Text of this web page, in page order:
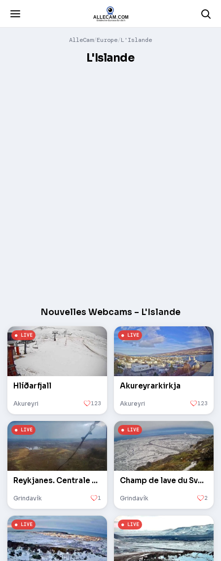
AlleCam Europe L'Islande
L'Islande
Nouvelles Webcams – L'Islande
Hlíðarfjall
Akureyri 123
Akureyrarkirkja
Akureyri 123
Reykjanes. Centrale géothermique
Grindavík 1
Champ de lave du Svartsengi
Grindavík 2